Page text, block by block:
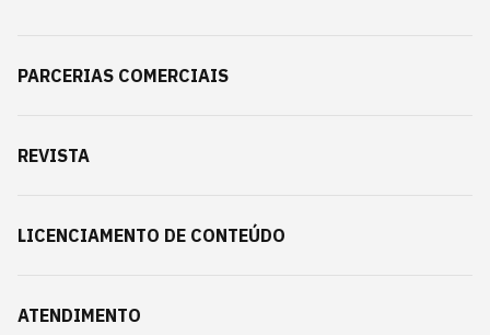
PARCERIAS COMERCIAIS
REVISTA
LICENCIAMENTO DE CONTEÚDO
ATENDIMENTO